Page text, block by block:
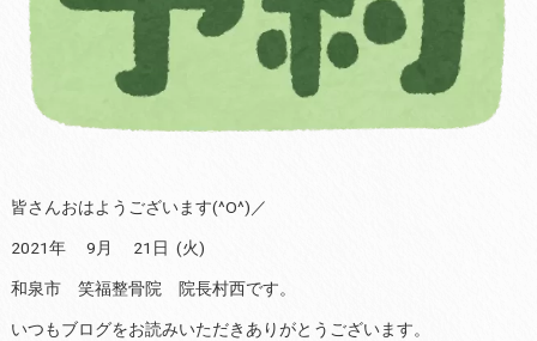
皆さんおはようございます(^O^)／
2021年 9月 21日 (火)
和泉市 笑福整骨院 院長村西です。
いつもブログをお読みいただきありがとうございます。